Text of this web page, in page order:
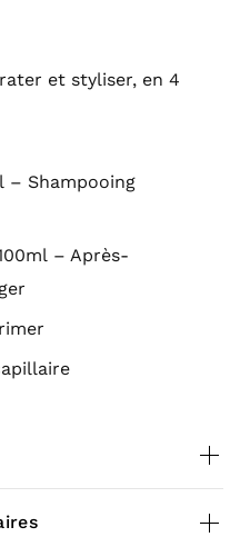
et styliser, en 4
– Shampooing
– Après-